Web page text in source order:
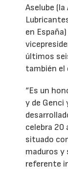
Aselube
en
últimos
también el
“Es un
y de Genci
celebra 20
situado
maduros y
referente